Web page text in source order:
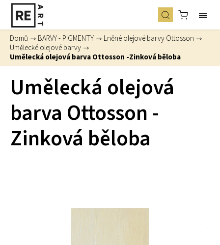
Domů / BARVY - PIGMENTY / Lněné olejové barvy Ottosson /
Umělecké olejové barvy /
Umělecká olejová barva Ottosson -Zinková běloba
Umělecká olejová
barva Ottosson -
Zinková běloba